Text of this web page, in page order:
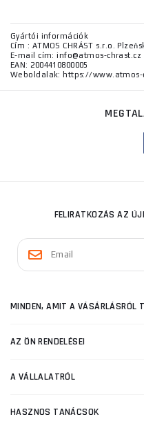
Gyártói információk
Cím : ATMOS CHRÁST s.r.o.
E-mail cím: info@atmos-chrast.cz
EAN: 2004410800005
Weboldalak: https://www.atmos-
FELIRATKOZÁS AZ
MINDEN, AMIT A VÁSÁRLÁSRÓL
AZ ÖN RENDELÉSEI
A VÁLLALATRÓL
HASZNOS TANÁCSOK